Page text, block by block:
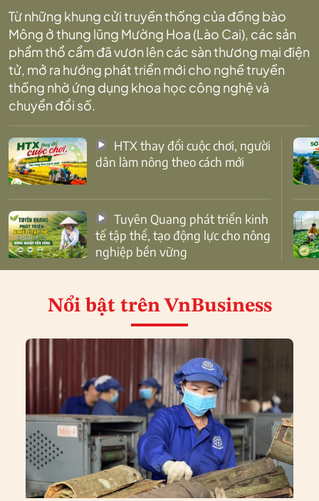
Từ những khung cửi truyền thống của đồng bào
Mông ở thung lũng Mường Hoa (Lào Cai), các sản
phẩm thổ cẩm đã vươn lên các sàn thương mại điện
tử, mở ra hướng phát triển mới cho nghề truyền
thống nhờ ứng dụng khoa học công nghệ và
chuyển đổi số.
dân làm nông theo cách mới
tế tập thể, tạo động lực cho nông
nghiệp bền vững
Nổi bật trên VnBusiness